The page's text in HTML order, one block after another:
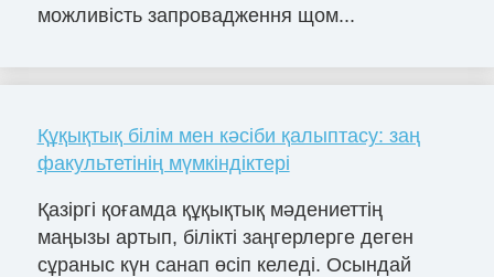
можливість запровадження щом...
Құқықтық білім мен кәсіби қалыптасу: заң
факультетінің мүмкіндіктері
Қазіргі қоғамда құқықтық мәдениеттің
маңызы артып, білікті заңгерлерге деген
сұраныс күн санап өсіп келеді. Осындай